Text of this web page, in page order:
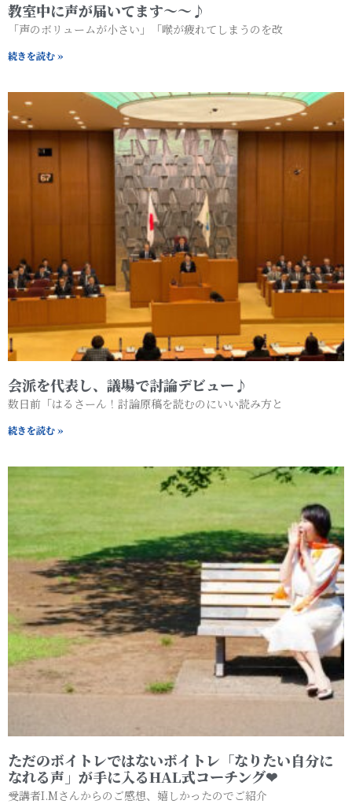
教室中に声が届いてます～～♪
「声のボリュームが小さい」「喉が疲れてしまうのを改
続きを読む »
会派を代表し、議場で討論デビュー♪
数日前「はるさーん！討論原稿を読むのにいい読み方と
続きを読む »
ただのボイトレではないボイトレ「なりたい自分に
なれる声」が手に入るHAL式コーチング❤︎
受講者I.Mさんからのご感想、嬉しかったのでご紹介